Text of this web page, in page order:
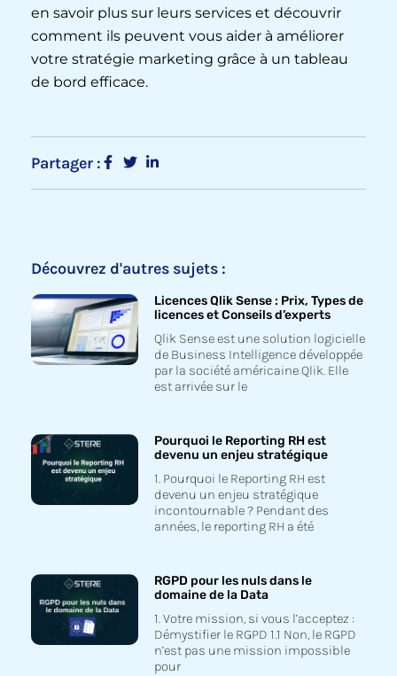
en savoir plus sur leurs services et découvrir
comment ils peuvent vous aider à améliorer
votre stratégie marketing grâce à un tableau
de bord efficace.
Partager :
Découvrez d'autres sujets :
Licences Qlik Sense : Prix, Types de
licences et Conseils d’experts
Qlik Sense est une solution logicielle
de Business Intelligence développée
par la société américaine Qlik. Elle
est arrivée sur le
Pourquoi le Reporting RH est
devenu un enjeu stratégique
1. Pourquoi le Reporting RH est
devenu un enjeu stratégique
incontournable ? Pendant des
années, le reporting RH a été
RGPD pour les nuls dans le
domaine de la Data
1. Votre mission, si vous l’acceptez :
Démystifier le RGPD 1.1 Non, le RGPD
n’est pas une mission impossible
pour